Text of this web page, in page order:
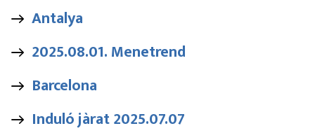
Antalya
2025.08.01. Menetrend
Barcelona
Induló jàrat 2025.07.07